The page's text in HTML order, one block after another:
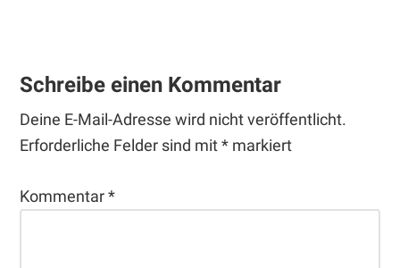
Interaktionen
Schreibe einen Kommentar
Deine E-Mail-Adresse wird nicht veröffentlicht.
Erforderliche Felder sind mit* markiert
Kommentar*